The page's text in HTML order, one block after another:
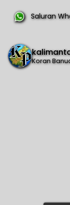
Saluran
Koran